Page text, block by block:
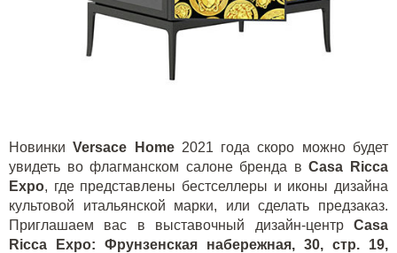
НовинкиVersace Home2021 года скоро можно будет
увидеть во флагманском салоне бренда вCasa
Ricca
Expo, где представлены бестселлеры и иконы дизайна
культовой итальянской марки, или сделать предзаказ.
Приглашаем вас в выставочный дизайн-центр Casa
Ricca
Expo: Фрунзенская набережная, 30, стр. 19,